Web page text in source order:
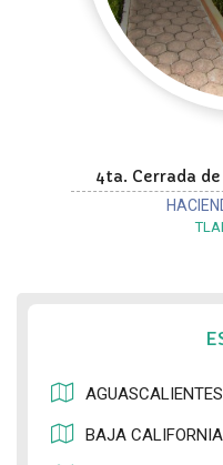
4ta. Cerrada
AGUASCALIENTES
BAJA